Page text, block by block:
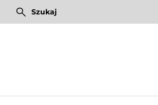
Przejdź
Szukaj